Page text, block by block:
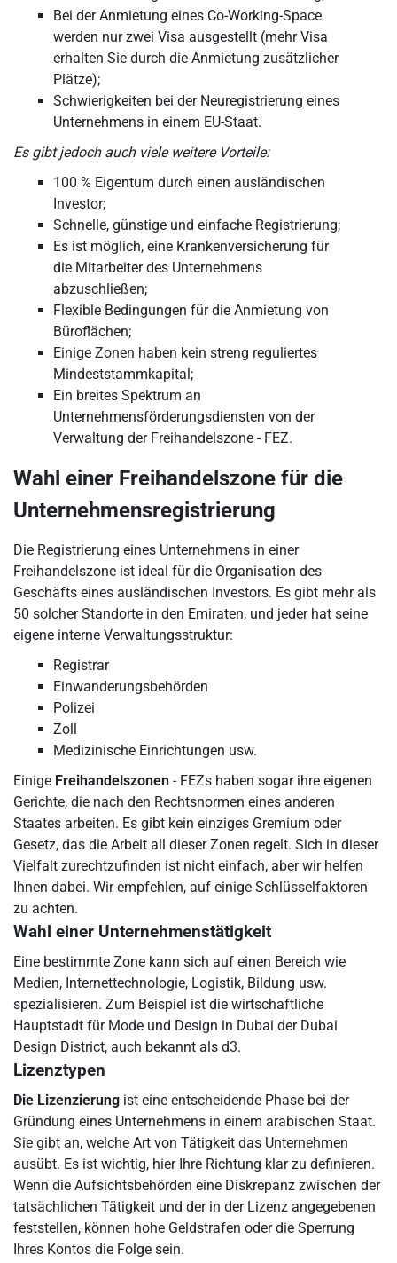
Bei der Anmietung eines Co-Working-Space
werden nur zwei Visa ausgestellt (mehr Visa
erhalten Sie durch die Anmietung zusätzlicher
Plätze);
Schwierigkeiten bei der Neuregistrierung eines
Unternehmens in einem EU-Staat.
Es gibt jedoch auch viele weitere Vorteile:
100 % Eigentum durch einen ausländischen
Investor;
Schnelle, günstige und einfache Registrierung;
Es ist möglich, eine Krankenversicherung für
die Mitarbeiter des Unternehmens
abzuschließen;
Flexible Bedingungen für die Anmietung von
Büroflächen;
Einige Zonen haben kein streng reguliertes
Mindeststammkapital;
Ein breites Spektrum an
Unternehmensförderungsdiensten von der
Verwaltung der Freihandelszone - FEZ.
Wahl einer Freihandelszone für die
Unternehmensregistrierung
Die Registrierung eines Unternehmens in einer
Freihandelszone ist ideal für die Organisation des
Geschäfts eines ausländischen Investors. Es gibt mehr als
50 solcher Standorte in den Emiraten, und jeder hat seine
eigene interne Verwaltungsstruktur:
Registrar
Einwanderungsbehörden
Polizei
Zoll
Medizinische Einrichtungen usw.
Einige Freihandelszonen - FEZs haben sogar ihre eigenen
Gerichte, die nach den Rechtsnormen eines anderen
Staates arbeiten. Es gibt kein einziges Gremium oder
Gesetz, das die Arbeit all dieser Zonen regelt. Sich in dieser
Vielfalt zurechtzufinden ist nicht einfach, aber wir helfen
Ihnen dabei. Wir empfehlen, auf einige Schlüsselfaktoren
zu achten.
Wahl einer Unternehmenstätigkeit
Eine bestimmte Zone kann sich auf einen Bereich wie
Medien, Internettechnologie, Logistik, Bildung usw.
spezialisieren. Zum Beispiel ist die wirtschaftliche
Hauptstadt für Mode und Design in Dubai der Dubai
Design District, auch bekannt als d3.
Lizenztypen
Die Lizenzierung ist eine entscheidende Phase bei der
Gründung eines Unternehmens in einem arabischen Staat.
Sie gibt an, welche Art von Tätigkeit das Unternehmen
ausübt. Es ist wichtig, hier Ihre Richtung klar zu definieren.
Wenn die Aufsichtsbehörden eine Diskrepanz zwischen der
tatsächlichen Tätigkeit und der in der Lizenz angegebenen
feststellen, können hohe Geldstrafen oder die Sperrung
Ihres Kontos die Folge sein.